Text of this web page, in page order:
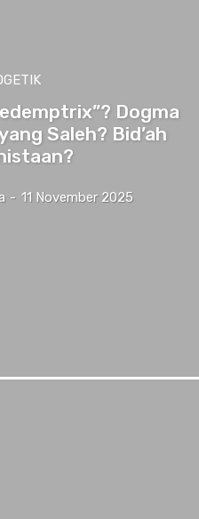
Dogma
Saleh? Bid’ah
- 11 November 2025